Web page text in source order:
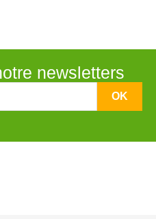
newsletters